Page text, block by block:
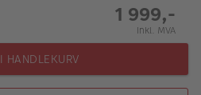
1 999,-
Inkl. MVA
HANDLEKURV